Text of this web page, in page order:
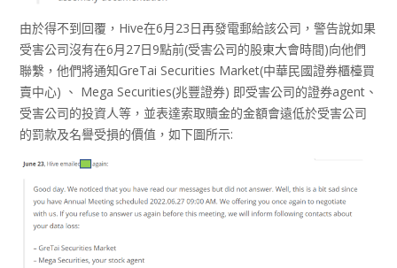
由於得不到回覆，Hive在6月23日再發電郵給該公司，警告說如果
受害公司沒有在6月27日9點前(受害公司的股東大會時間)向他們
聯繫，他們將通知GreTai Securities Market(中華民國證券櫃檯買
賣中心) 、 Mega Securities(兆豐證券) 即受害公司的證券agent、
受害公司的投資人等，並表達索取贖金的金額會遠低於受害公司
的罰款及名譽受損的價值，如下圖所示: